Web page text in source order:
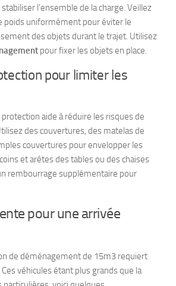
l’ensemble de la charge. Veillez
poids uniformément pour éviter le
des objets durant le trajet. Utilisez
pour fixer les objets en place.
pour limiter les
aide à réduire les risques de
des couvertures, des matelas de
couvertures pour envelopper les
et arêtes des tables ou des chaises
rembourrage supplémentaire pour
pour une arrivée
de déménagement de 15m3 requiert
véhicules étant plus grands que la